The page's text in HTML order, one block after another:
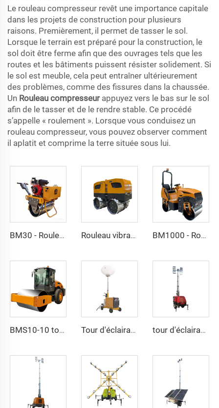
Le rouleau compresseur revêt une importance capitale
dans les projets de construction pour plusieurs
raisons. Premièrement, il permet de tasser le sol.
Lorsque le terrain est préparé pour la construction, le
sol doit être ferme afin que des ouvrages tels que les
routes et les bâtiments puissent résister solidement. Si
le sol est meuble, cela peut entraîner ultérieurement
des problèmes, comme des fissures dans la chaussée.
Un Rouleau compresseur appuyez vers le bas sur le sol
afin de le tasser et de le rendre stable. Ce procédé
s’appelle « roulement ». Lorsque vous conduisez un
rouleau compresseur, vous pouvez observer comment
il aplatit et comprime la terre située sous lui.
BM30 - Rouleau vibrant à simple tambour de 300 kg Rouleau vibrant à pieds de mouton BMRC18-1660 kg / 1800 kg BM1000 - Rouleau vibrant à double tambour de 1 tonne
BMS10-10 tonnes, rouleau vibrant à simple tambour entièrement hydraulique Tour d'éclairage à levage manuel avec ballon de 5 mètres SMLV1000QA tour d'éclairage électrique à levage de 7 mètres 4EVA4000